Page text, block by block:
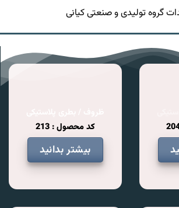
گروه تولیدی و صنعتی کیانی
کد محصول : 213
بیشتر بدانید